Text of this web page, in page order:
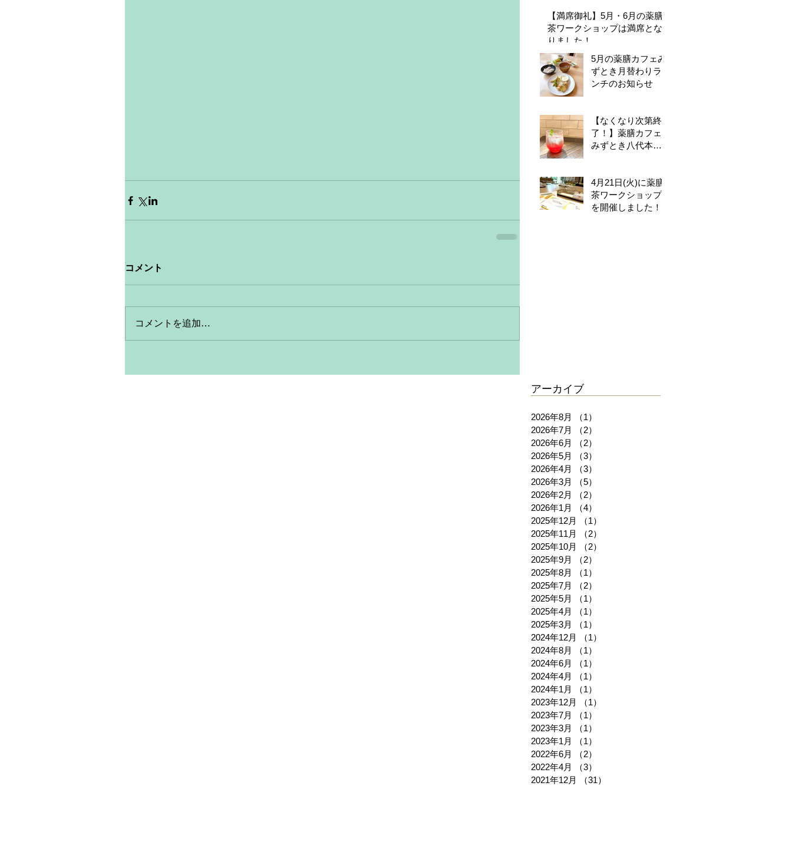
コメント
コメントを追加…
【満席御礼】5月・6月の薬膳
茶ワークショップは満席とな
りました！
5月の薬膳カフェみ
ずとき月替わりラ
ンチのお知らせ
【なくなり次第終
了！】薬膳カフェ
みずとき八代本店
4月21日(火)に薬膳
茶ワークショップ
を開催しました！
アーカイブ
2026年8月 （1）
2026年7月
（2）
2026年6月
（2）
2026年5月
（3）
2026年4月
（3）
2026年3月
（5）
2026年2月
（2）
2026年1月
（4）
2025年12月
（1）
2025年11月
（2）
2025年10月
（2）
2025年9月
（2）
2025年8月
（1）
2025年7月
（2）
2025年5月
（1）
2025年4月
（1）
2025年3月
（1）
2024年12月
（1）
2024年8月
（1）
2024年6月
（1）
2024年4月
（1）
2024年1月
（1）
2023年12月
（1）
2023年7月
（1）
2023年3月
（1）
2023年1月
（1）
2022年6月
（2）
2022年4月
（3）
2021年12月
（31）